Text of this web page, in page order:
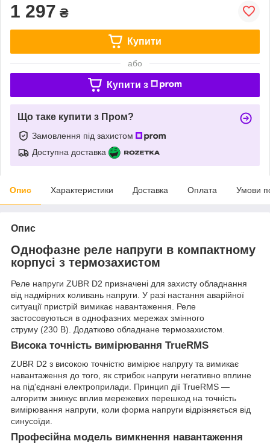
1 297 ₴
Купити
або
Купити з
Що таке купити з Пром?
Замовлення під захистом
Доступна доставка
Опис Характеристики Доставка Оплата Умови
Опис
Однофазне реле напруги в компактному
корпусі з термозахистом
Реле напруги ZUBR D2 призначені для захисту обладнання
від надмірних коливань напруги. У разі настання аварійної
ситуації пристрій вимикає навантаження. Реле
застосовуються в однофазних мережах змінного
струму (230 В). Додатково обладнане термозахистом.
Висока точність вимірювання TrueRMS
ZUBR D2 з високою точністю вимірює напругу та вимикає
навантаження до того, як стрибок напруги негативно вплине
на під'єднані електроприлади. Принцип дії TrueRMS —
алгоритм знижує вплив мережевих перешкод на точність
вимірювання напруги, коли форма напруги відрізняється від
синусоїди.
Професійна модель вимкнення навантаження